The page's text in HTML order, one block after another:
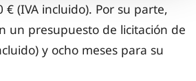
(IVA incluido). Por su parte,
un presupuesto de licitación de
y ocho meses para su